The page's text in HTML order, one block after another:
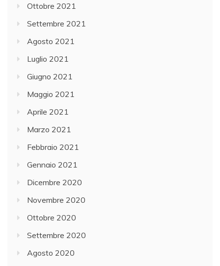
Ottobre 2021
Settembre 2021
Agosto 2021
Luglio 2021
Giugno 2021
Maggio 2021
Aprile 2021
Marzo 2021
Febbraio 2021
Gennaio 2021
Dicembre 2020
Novembre 2020
Ottobre 2020
Settembre 2020
Agosto 2020